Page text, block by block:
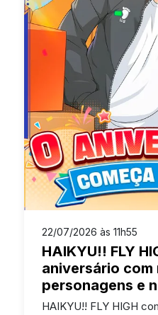
22/07/2026 às 11h55
HAIKYU!! FLY
aniversário com
personagens e
HAIKYU!! FLY HIGH